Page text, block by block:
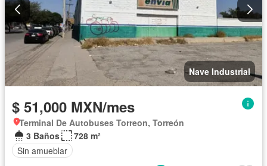
Nave Industrial
$ 51,000 MXN/mes
Terminal De Autobuses Torreon, Torreón
3 Baños
728 m²
Sin amueblar